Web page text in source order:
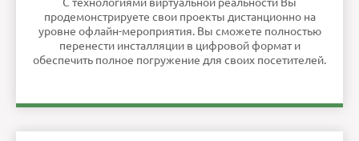
продемонстрируете свои проекты дистанционно на
уровне офлайн-мероприятия. Вы сможете полностью
перенести инсталляции в цифровой формат и
обеспечить полное погружение для своих посетителей.